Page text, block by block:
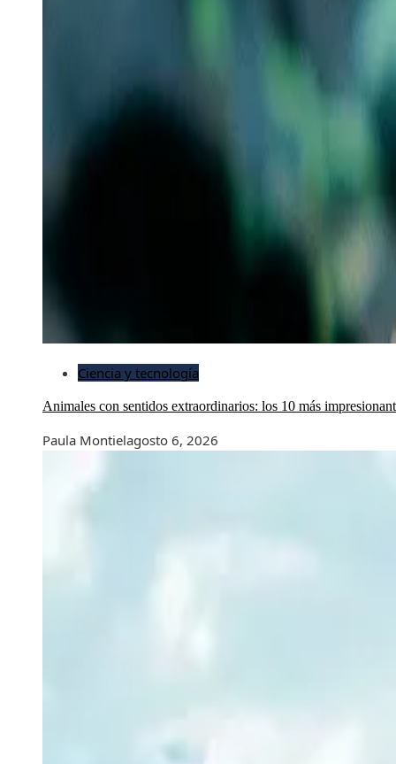
Ciencia y tecnología
Animales con sentidos extraordinarios: los 10 más
Paula Montielagosto 6, 2026